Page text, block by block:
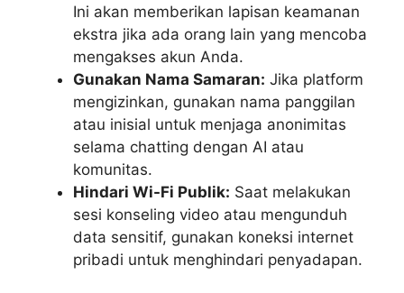
Ini akan memberikan lapisan keamanan
ekstra jika ada orang lain yang mencoba
mengakses akun Anda.
Gunakan Nama Samaran: Jika platform
mengizinkan, gunakan nama panggilan
atau inisial untuk menjaga anonimitas
selama chatting dengan AI atau
komunitas.
Hindari Wi-Fi Publik: Saat melakukan
sesi konseling video atau mengunduh
data sensitif, gunakan koneksi internet
pribadi untuk menghindari penyadapan.